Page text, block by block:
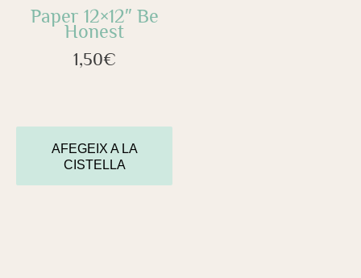
Paper 12×12″ Be
Honest
1,50€
AFEGEIX A LA
CISTELLA